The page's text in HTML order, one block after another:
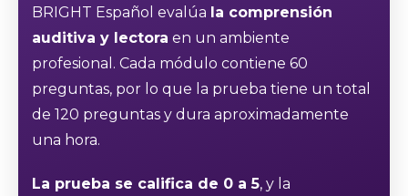
BRIGHT Español evalúa la comprensión
auditiva y lectora en un ambiente
profesional. Cada módulo contiene 60
preguntas, por lo que la prueba tiene un total
de 120 preguntas y dura aproximadamente
una hora.
La prueba se califica de 0 a 5, y la